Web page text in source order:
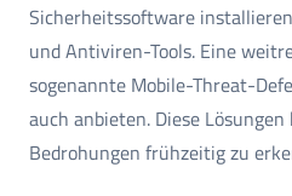
Sicherheitssoftware
und Antiviren-Tools. Eine
sogenannte Mobile-Threat-
auch anbieten. Diese
Bedrohungen frühzeitig zu